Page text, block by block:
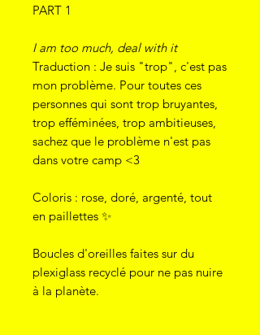
PART 1
I am too much, deal with it
Traduction : Je suis "trop", c'est pas
mon problème. Pour toutes ces
personnes qui sont trop bruyantes,
trop efféminées, trop ambitieuses,
sachez que le problème n'est pas
dans votre camp <3
Coloris : rose, doré, argenté, tout
en paillettes ✨
Boucles d'oreilles faites sur du
plexiglass recyclé pour ne pas nuire
à la planète.